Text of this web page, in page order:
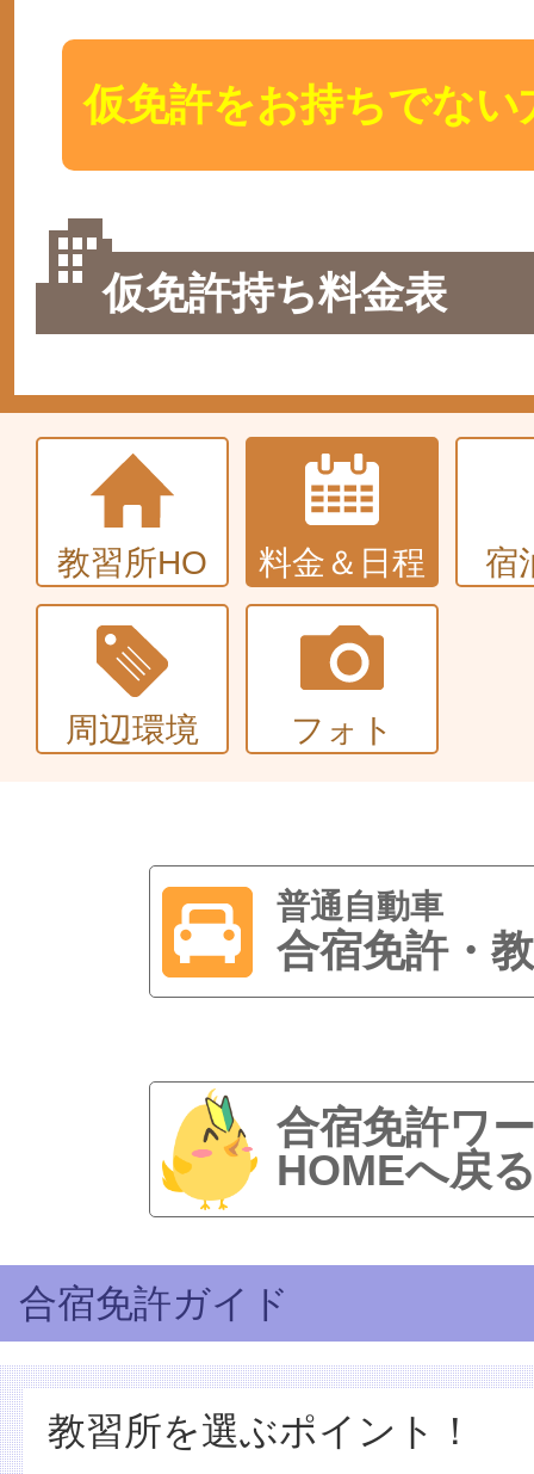
仮免許をお持ちでな
仮免許持ち料金表
教習所HO 料金＆日程 宿
周辺環境 フォト
普通自動車
合宿免許・
合宿免許ワ
HOMEへ戻
合宿免許ガイド
教習所を選ぶポイント！